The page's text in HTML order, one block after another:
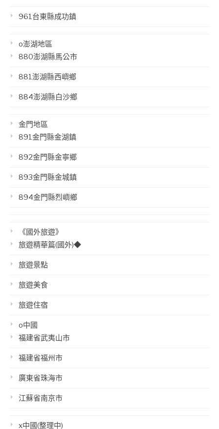
961台東縣成功鎮
o澎湖地區
880澎湖縣馬公市
881澎湖縣西嶼鄉
884澎湖縣白沙鄉
金門地區
891金門縣金湖鎮
892金門縣金寧鄉
893金門縣金城鎮
894金門縣烈嶼鄉
《國外旅遊》
旅遊精華篇(國外)◆
旅遊景點
旅遊美食
旅遊住宿
o中國
福建省武夷山市
福建省福州市
廣東省珠海市
江蘇省南京市
x中國(整理中)